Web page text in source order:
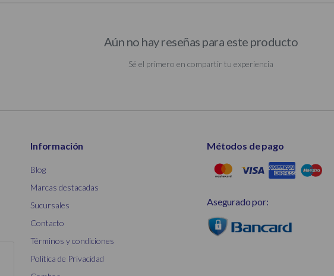
Aún no hay reseñas para este producto
Sé el primero en compartir tu experiencia
Información
Blog
Marcas destacadas
Sucursales
Contacto
Términos y condiciones
Política de Privacidad
Métodos de pago
Asegurado por: